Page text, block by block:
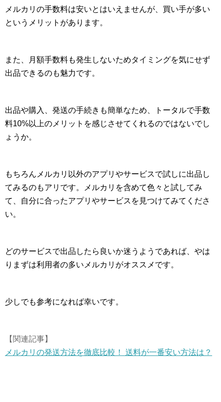
メルカリの手数料は安いとはいえませんが、買い手が多い
というメリットがあります。
また、月額手数料も発生しないためタイミングを気にせず
出品できるのも魅力です。
出品や購入、発送の手続きも簡単なため、トータルで手数
料10%以上のメリットを感じさせてくれるのではないでし
ょうか。
もちろんメルカリ以外のアプリやサービスで試しに出品し
てみるのもアリです。メルカリを含めて色々と試してみ
て、自分に合ったアプリやサービスを見つけてみてくださ
い。
どのサービスで出品したら良いか迷うようであれば、やは
りまずは利用者の多いメルカリがオススメです。
少しでも参考になれば幸いです。
【関連記事】
メルカリの発送方法を徹底比較！ 送料が一番安い方法は？